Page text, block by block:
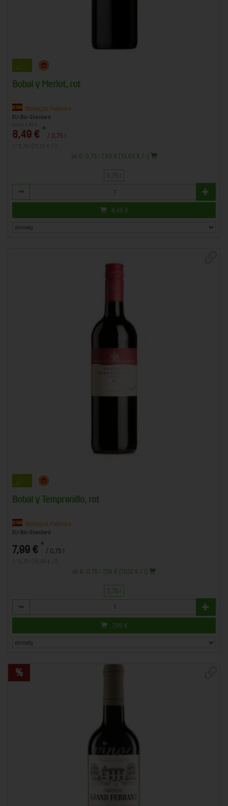
Bobal y Merlot, rot
Bodegas Palmera
EU-Bio-Standard
8,49 € * / 0,75 l
ab 6: 0,75 l 7,99 € (10,65 € / l)
0,75 l
Anzahl
8,49 €
Bobal y Tempranillo, rot
Bodegas Palmera
EU-Bio-Standard
7,99 € * / 0,75 l
ab 6: 0,75 l 7,59 € (10,12 € / l)
0,75 l
Anzahl
7,99 €